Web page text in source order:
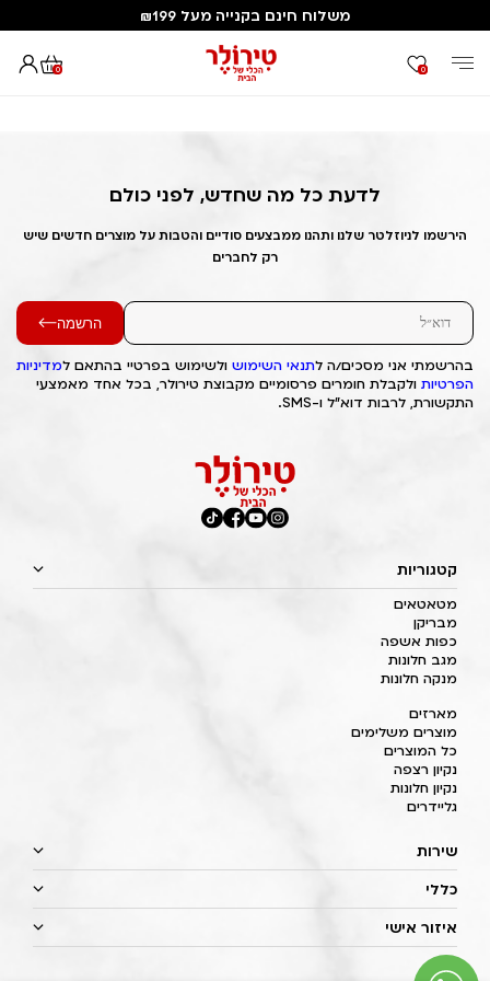
משלוח חינם בקנייה מעל ₪199
0 0
דף הבית Out of Stock Alert 2025/04/06 1743934712
לדעת כל מה שחדש, לפני כולם
הירשמו לניוזלטר שלנו ותהנו ממבצעים סודיים והטבות על מוצרים חדשים שיש
רק לחברים
הרשמה
בהרשמתי אני מסכים/ה לתנאי השימוש ולשימוש בפרטיי בהתאם למדיניות
הפרטיות ולקבלת חומרים פרסומיים מקבוצת טירולר, בכל אחד מאמצעי
התקשורת, לרבות דוא"ל ו-SMS.
קטגוריות
מטאטאים
מבריקן
כפות אשפה
מגב חלונות
מנקה חלונות
מארזים
מוצרים משלימים
כל המוצרים
נקיון רצפה
נקיון חלונות
גליידרים
שירות
כללי
איזור אישי